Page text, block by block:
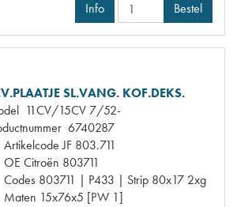
Info Bestel
SL.VANG. KOF.DEKS.
11CV/15CV 7/52-
6740287
Artikelcode JF 803.711
OE Citroën 803711
Codes 803711 | P433 | Strip 80x17 2xg
Maten 15x76x5 [PW 1]